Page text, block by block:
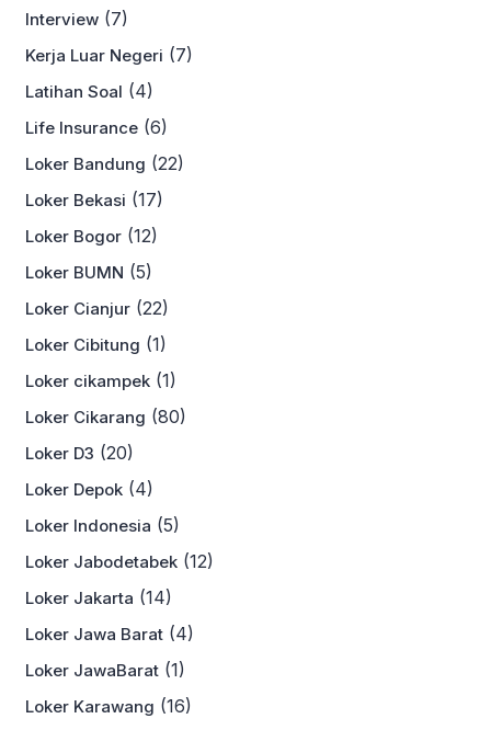
Interview (7)
Kerja Luar Negeri (7)
Latihan Soal (4)
Life Insurance (6)
Loker Bandung (22)
Loker Bekasi (17)
Loker Bogor (12)
Loker BUMN (5)
Loker Cianjur (22)
Loker Cibitung (1)
Loker cikampek (1)
Loker Cikarang (80)
Loker D3 (20)
Loker Depok (4)
Loker Indonesia (5)
Loker Jabodetabek (12)
Loker Jakarta (14)
Loker Jawa Barat (4)
Loker JawaBarat (1)
Loker Karawang (16)